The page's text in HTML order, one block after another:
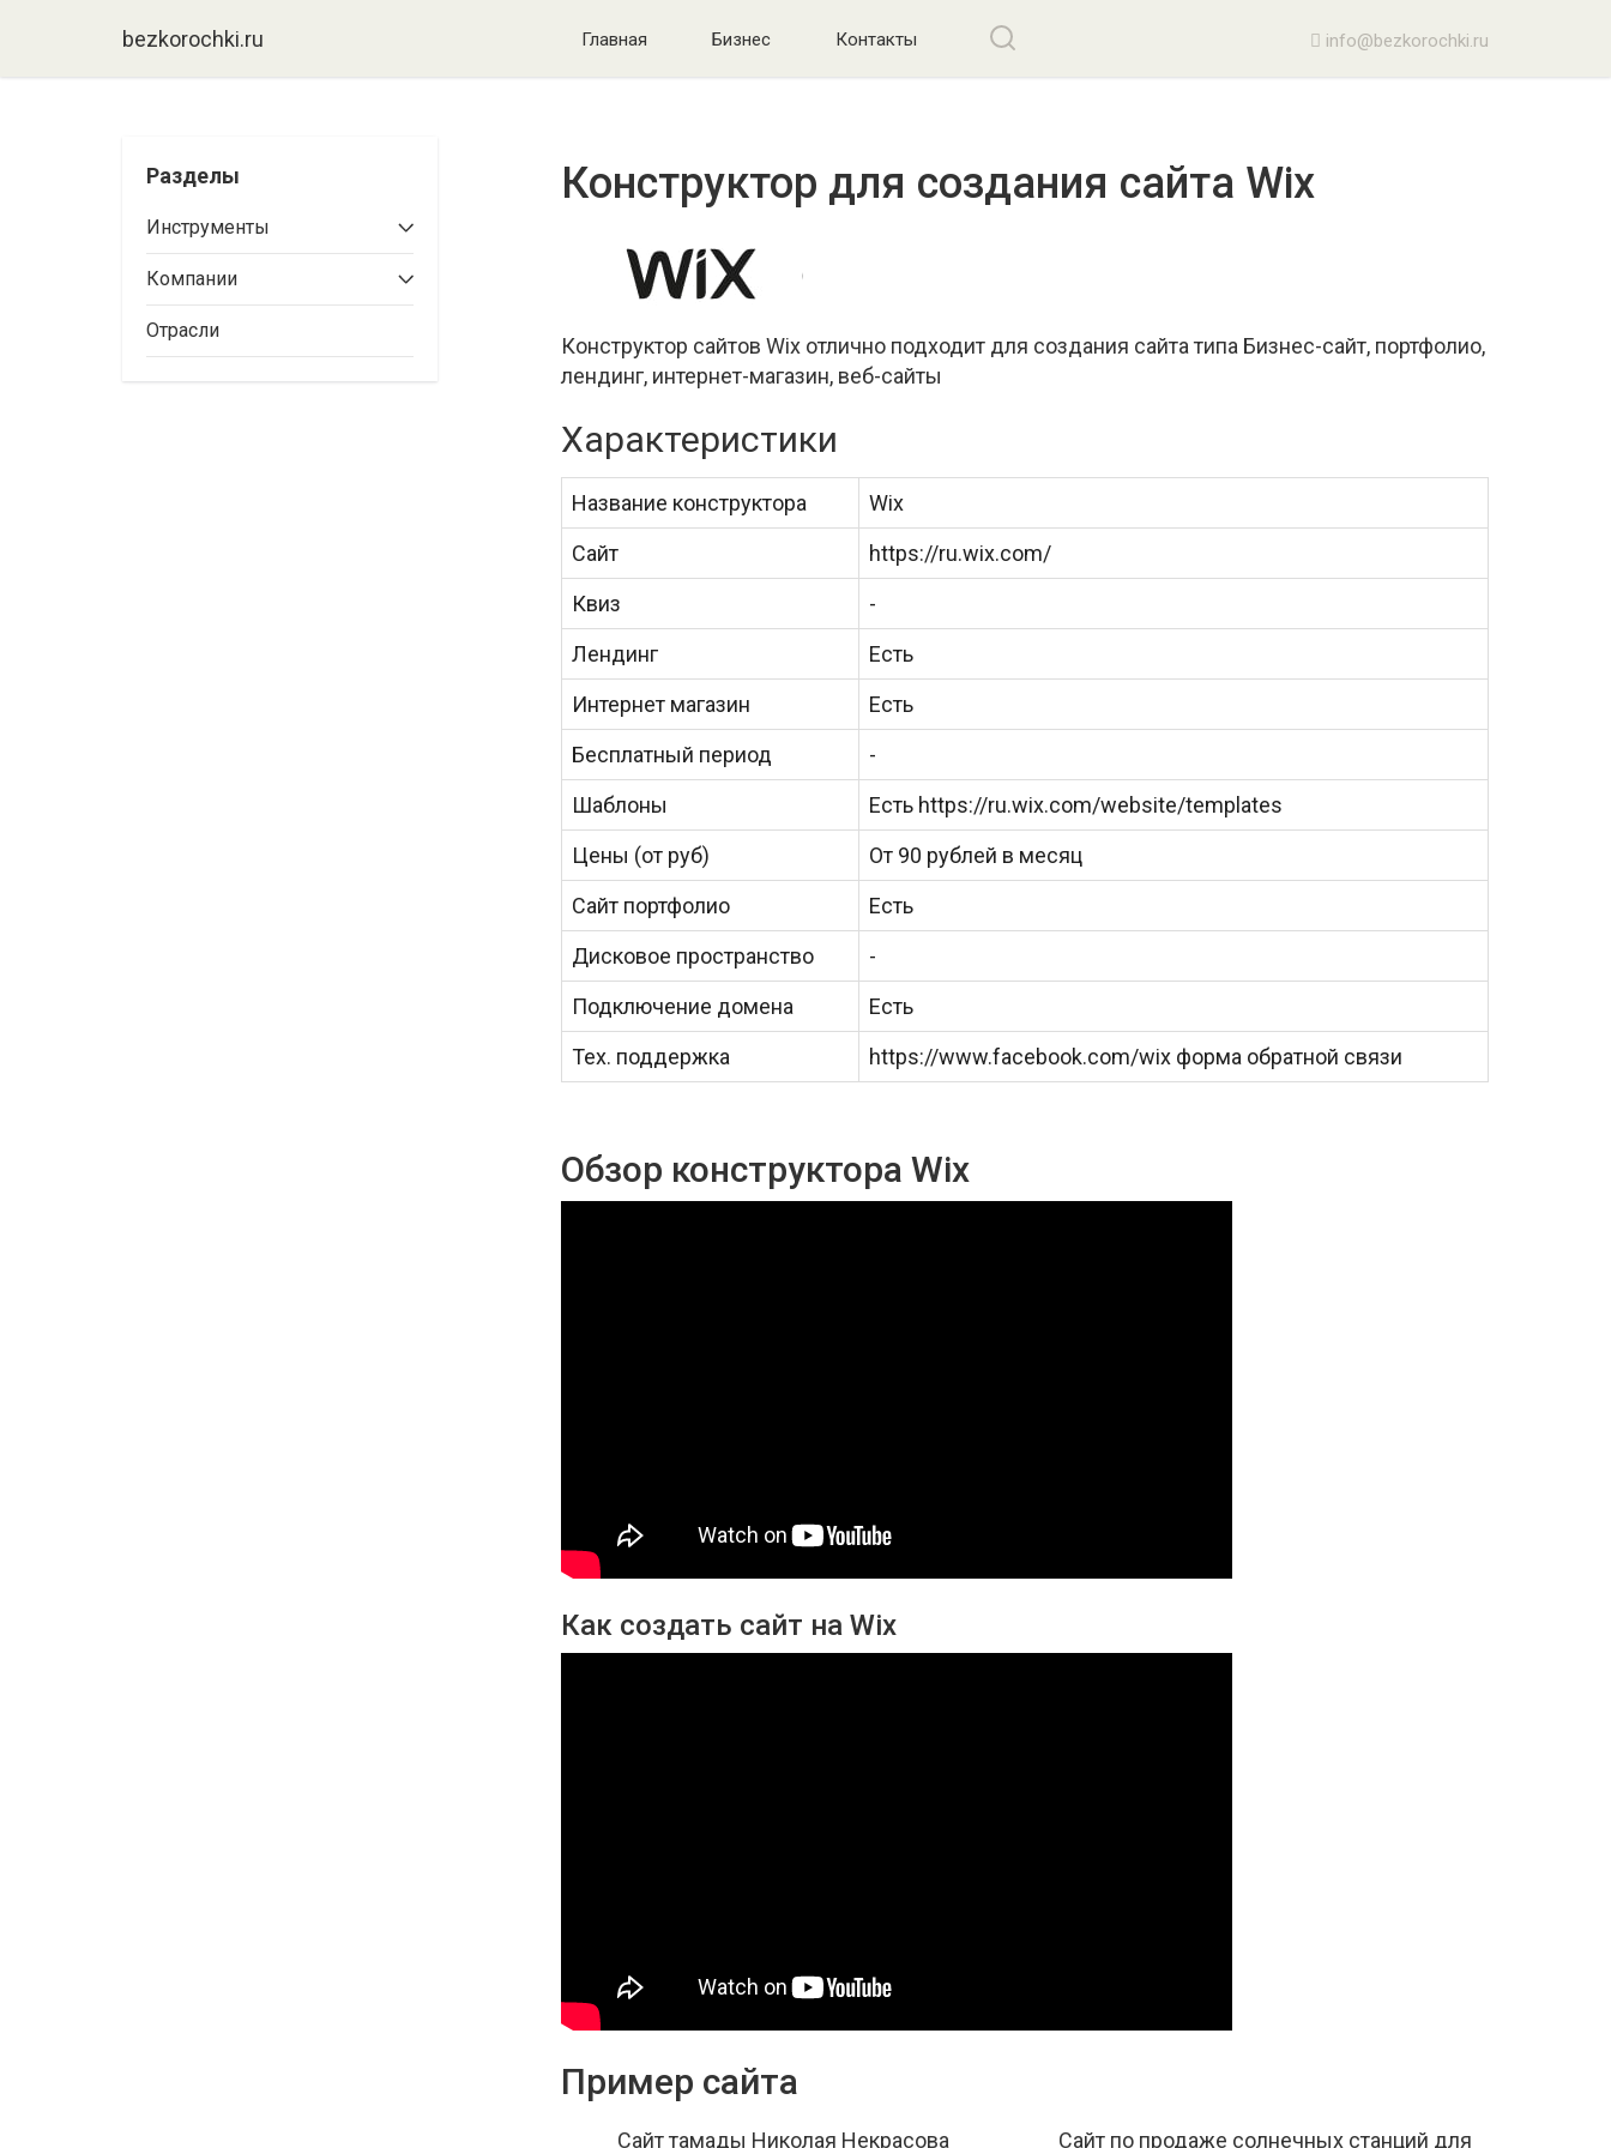
bezkorochki.ru Главная Бизнес Контакты info@bezkorochki.ru
Разделы
Инструменты
Компании
Отрасли
Конструктор для создания сайта Wix
Конструктор сайтов Wix отлично подходит для создания сайта типа Бизнес-сайт, портфолио,
лендинг, интернет-магазин, веб-сайты
Характеристики
Название конструктора
Wix
Сайт
https://ru.wix.com/
Квиз
-
Лендинг
Есть
Интернет магазин
Есть
Бесплатный период
-
Шаблоны
Есть https://ru.wix.com/website/templates
Цены (от руб)
От 90 рублей в месяц
Сайт портфолио
Есть
Дисковое пространство
-
Подключение домена
Есть
Тех. поддержка
https://www.facebook.com/wix форма обратной связи
Обзор конструктора Wix
Как создать сайт на Wix
Пример сайта
Сайт тамады Николая Некрасова
Сайт по продаже солнечных станций для